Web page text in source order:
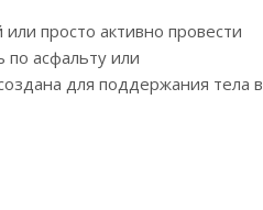
просто активно провести
асфальту или
для поддержания тела в